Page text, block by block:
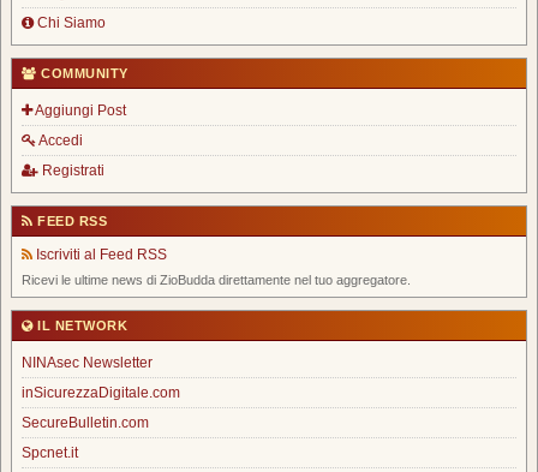
Chi Siamo
COMMUNITY
Aggiungi Post
Accedi
Registrati
FEED RSS
Iscriviti al Feed RSS
Ricevi le ultime news di ZioBudda direttamente nel tuo aggregatore.
IL NETWORK
NINAsec Newsletter
inSicurezzaDigitale.com
SecureBulletin.com
Spcnet.it